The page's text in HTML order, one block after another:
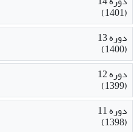
(1401)
دوره 13
(1400)
دوره 12
(1399)
دوره 11
(1398)